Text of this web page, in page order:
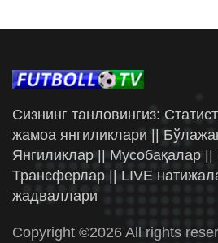
Сизнинг танловингиз:
жамоа янгиликлари ||
Янгиликлар || Мусобақалар
Трансферлар || LIVE
жадваллари
Copyright ©2026 All rights